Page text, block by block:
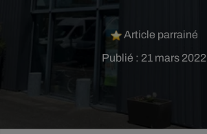
Publié : 21 mars 2022
Article parrainé